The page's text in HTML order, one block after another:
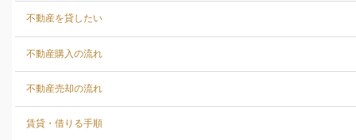
不動産を貸したい
不動産購入の流れ
不動産売却の流れ
賃貸・借りる手順